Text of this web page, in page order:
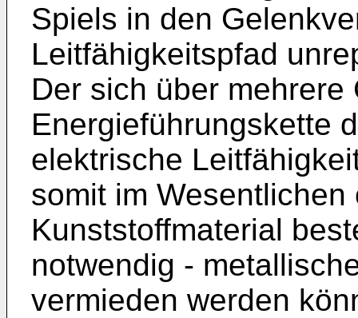
Spiels in den
Leitfähigkeitspfad
Der sich über
Energieführungskette
elektrische
somit im
Kunststoffmaterial
notwendig -
vermieden werden